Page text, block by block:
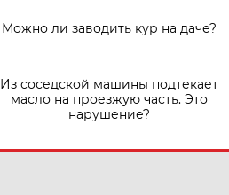
Можно ли заводить кур на даче?
Из соседской машины подтекает
масло на проезжую часть. Это
нарушение?